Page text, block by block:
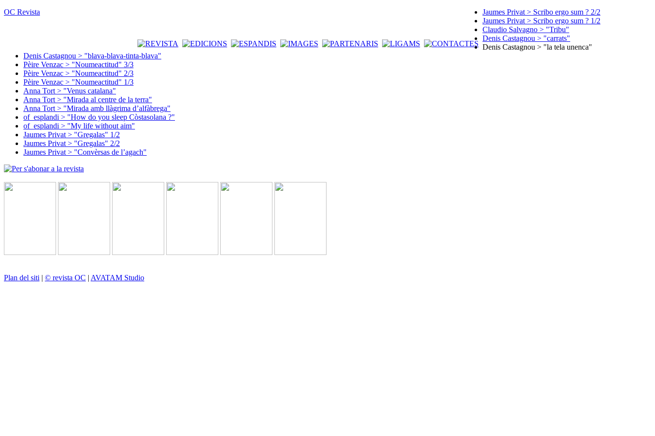
OC Revista
Jaumes Privat > Scribo ergo sum ? 2/2
Jaumes Privat > Scribo ergo sum ? 1/2
Claudio Salvagno > "Tribu"
Denis Castagnou > "carrats"
Denis Castagnou > "la tela unenca"
Denis Castagnou > "blava-blava-tinta-blava"
Pèire Venzac > "Noumeactitud" 3/3
Pèire Venzac > "Noumeactitud" 2/3
Pèire Venzac > "Noumeactitud" 1/3
Anna Tort > "Venus catalana"
Anna Tort > "Mirada al centre de la terra"
Anna Tort > "Mirada amb llàgrima d’alfàbrega"
of_esplandi > "How do you sleep Còstasolana ?"
of_esplandi > "My life without aim"
Jaumes Privat > "Gregalas" 1/2
Jaumes Privat > "Gregalas" 2/2
Jaumes Privat > "Convèrsas de l’agach"
Plan del siti | © revista OC | AVATAM Studio